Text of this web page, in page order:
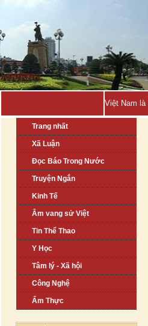
Việt Nam
Trang nhất
Xã Luận
Đọc Báo Trong Nước
Truyện Ngắn
Kinh Tế
Âm vang sử Việt
Tin Thể Thao
Y Học
Tâm lý - Xã hội
Công Nghệ
Ẩm Thực